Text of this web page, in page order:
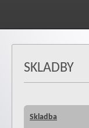
SKLADBY
Skladba